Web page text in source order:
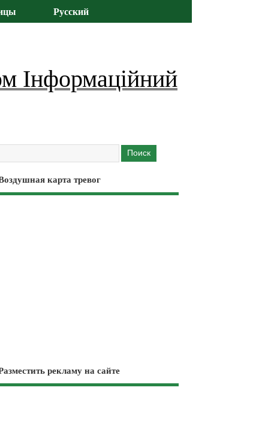
Русский
Інформаційний
карта тревог
рекламу на сайте